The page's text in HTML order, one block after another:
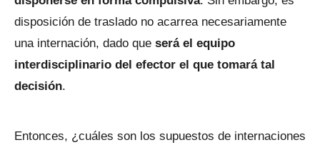
disposición de traslado no acarrea necesariamente
una internación, dado que será el equipo
interdisciplinario del efector el que tomará tal
decisión.
Entonces, ¿cuáles son los supuestos de internaciones